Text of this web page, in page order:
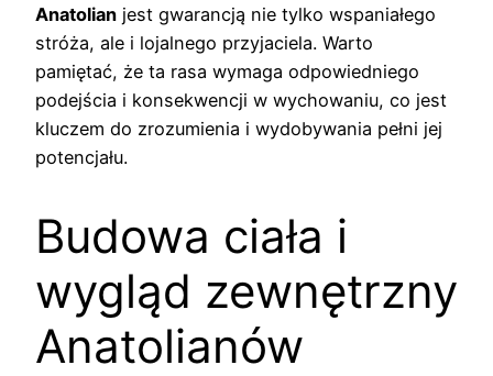
Anatolian jest gwarancją nie tylko wspaniałego
stróża, ale i lojalnego przyjaciela. Warto
pamiętać, że ta rasa wymaga odpowiedniego
podejścia i konsekwencji w wychowaniu, co jest
kluczem do zrozumienia i wydobywania pełni jej
potencjału.
Budowa ciała i
wygląd zewnętrzny
Anatolianów